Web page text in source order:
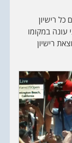
רישיון
עונה במקומו
רגע לפני הוצאת רישיון